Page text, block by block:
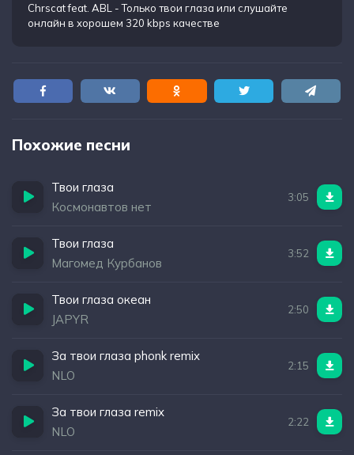
Chrscat feat. ABL - Только твои глаза или слушайте
онлайн в хорошем 320 kbps качестве
Похожие песни
Твои глаза
Космонавтов нет
3:05
Твои глаза
Магомед Курбанов
3:52
Твои глаза океан
JAPYR
2:50
За твои глаза phonk remix
NLO
2:15
За твои глаза remix
NLO
2:22